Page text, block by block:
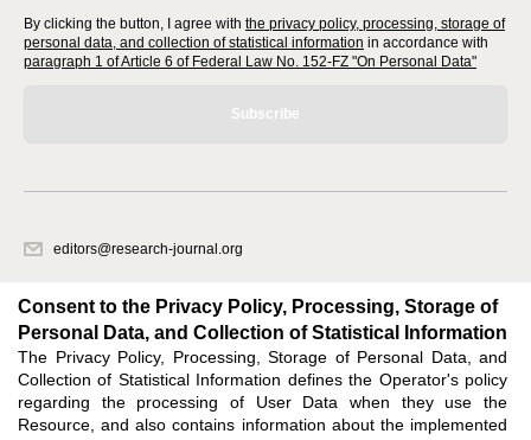
By clicking the button, I agree with the privacy policy, processing, storage of
personal data, and collection of statistical information in accordance with
paragraph 1 of Article 6 of Federal Law No. 152-FZ "On Personal Data"
Subscribe
editors@research-journal.org
office 1
Feedback
Consent to the Privacy Policy, Processing, Storage of
Personal Data, and Collection of Statistical Information
The Privacy Policy, Processing, Storage of Personal Data, and
Collection of Statistical Information defines the Operator's policy
regarding the processing of User Data when they use the
Resource, and also contains information about the implemented